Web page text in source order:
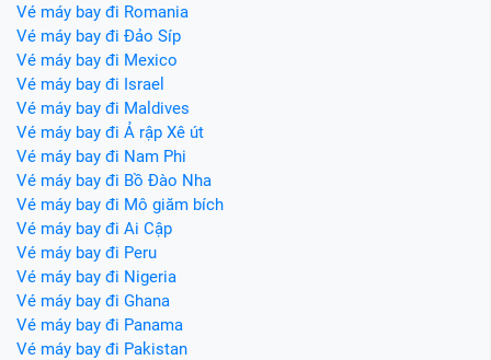
Vé máy bay đi Romania
Vé máy bay đi Đảo Síp
Vé máy bay đi Mexico
Vé máy bay đi Israel
Vé máy bay đi Maldives
Vé máy bay đi Ả rập Xê út
Vé máy bay đi Nam Phi
Vé máy bay đi Bồ Đào Nha
Vé máy bay đi Mô giăm bích
Vé máy bay đi Ai Cập
Vé máy bay đi Peru
Vé máy bay đi Nigeria
Vé máy bay đi Ghana
Vé máy bay đi Panama
Vé máy bay đi Pakistan